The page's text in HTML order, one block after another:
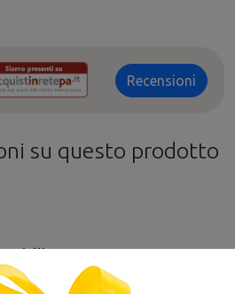
Recensioni
su questo prodotto